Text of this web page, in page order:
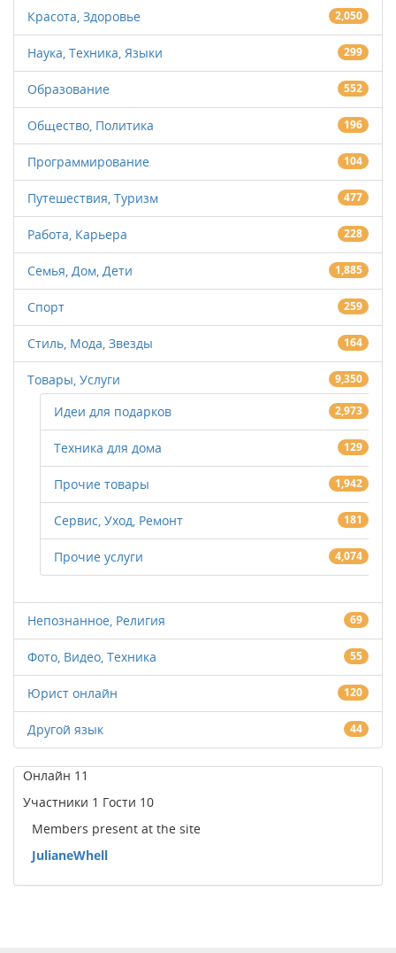
Красота, Здоровье 2,050
Наука, Техника, Языки 299
Образование 552
Общество, Политика 196
Программирование 104
Путешествия, Туризм 477
Работа, Карьера 228
Семья, Дом, Дети 1,885
Спорт 259
Стиль, Мода, Звезды 164
Товары, Услуги 9,350
Идеи для подарков 2,973
Техника для дома 129
Прочие товары 1,942
Сервис, Уход, Ремонт 181
Прочие услуги 4,074
Непознанное, Религия 69
Фото, Видео, Техника 55
Юрист онлайн 120
Другой язык 44
Онлайн 11
Участники 1 Гости 10
Members present at the site
JulianeWhell